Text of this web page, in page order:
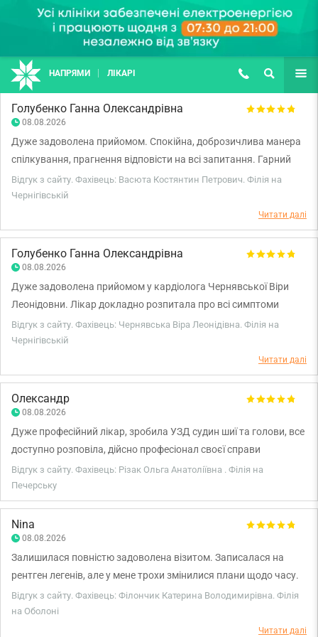
Голубенко Ганна Олександрівна
08.08.2026
Дуже задоволена прийомом. Спокійна, доброзичлива манера
спілкування, прагнення відповісти на всі запитання. Гарний
професійний лікар, дуже рекомендую.
Відгук з сайту. Фахівець: Васюта Костянтин Петрович. Філія на
Чернігівській
Читати далі
Голубенко Ганна Олександрівна
08.08.2026
Дуже задоволена прийомом у кардіолога Чернявської Віри
Леонідовни. Лікар докладно розпитала про всі симптоми
захворювання, розглянула і роз'яснила результати аналізів та
апаратних досліджень і необхідність та зміст лікувальних
призначень, що для мене було дуже важливим. Дуже спокійна,
доброзичлива манера спілкування, прагнення відповісти на
всі запитання.Чудовий лікар, дуже рекомендую.
Відгук з сайту. Фахівець: Чернявська Віра Леонідівна. Філія на
Чернігівській
Читати далі
Олександр
08.08.2026
Дуже професійний лікар, зробила УЗД судин шиї та голови, все
доступно розповіла, дійсно професіонал своєї справи
Відгук з сайту. Фахівець: Різак Ольга Анатоліївна . Філія на
Печерську
Nina
08.08.2026
Залишилася повністю задоволена візитом. Записалася на
рентген легенів, але у мене трохи змінилися плани щодо часу.
Без проблем була принята раніше, день у день. Пані лікарка
уважна, чемна, позитивна. Дякую за відмінне обслуговування.
Відгук з сайту. Фахівець: Філончик Катерина Володимирівна. Філія
на Оболоні
Читати далі
НАПРЯМИ ЛІКАРІ (067) 127-03-03
ПОШУК ЩЕ